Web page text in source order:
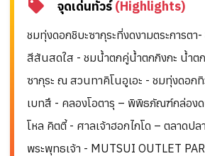
จุดเด่นทัวร์(Highlights)
ชมทุ่งดอกชิบะซากุระที่งดงามตระการต
สีสันสดใส - ชมน้ำตกคู่น้ำตกกิงกะ น้ำต
ซากุระ ณ สวนทาคิโนอูเอะ - ชมทุ่งดอ
เบทสึ - คลองโอตารุ – พิพิธภัณฑ์กล่อง
โหล คิตตี้ - ศาลเจ้าฮอกไกโด – ตลาดปล
พระพุทธเจ้า - MUTSUI OUTLET